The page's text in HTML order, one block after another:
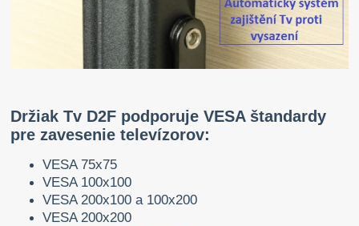
Držiak Tv D2F podporuje VESA štandardy
pre zavesenie televízorov:
VESA 75x75
VESA 100x100
VESA 200x100 a 100x200
VESA 200x200